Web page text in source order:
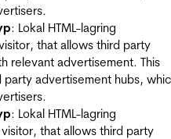
: Lokal HTML-lagring
that allows third party
relevant advertisement. This
advertisement hubs,
: Lokal HTML-lagring
that allows third party